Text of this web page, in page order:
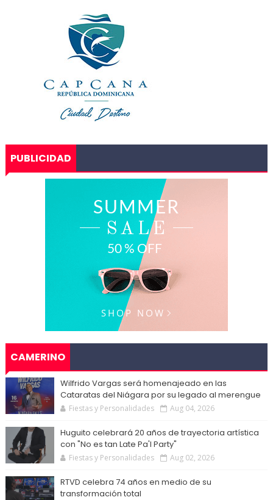
PUBLICIDAD
CAMERINO
Wilfrido Vargas será homenajeado en las
Cataratas del Niágara por su legado al merengue
Fiestas y Personalidades Aug 04, 2026
Huguito celebrará 20 años de trayectoria artística
con "No es tan Late Pa'l Party"
Fiestas y Personalidades Aug 02, 2026
RTVD celebra 74 años en medio de su
transformación total